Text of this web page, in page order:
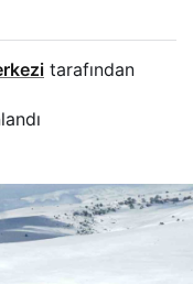
tarafından